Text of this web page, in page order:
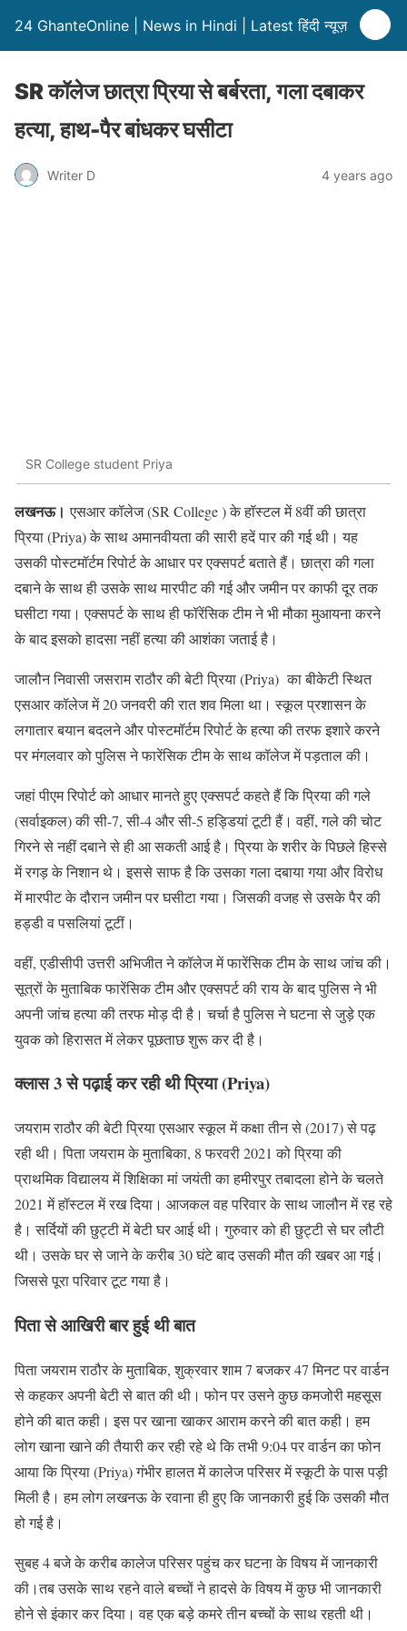
24 GhanteOnline | News in Hindi | Latest हिंदी न्यूज़
SR कॉलेज छात्रा प्रिया से बर्बरता, गला दबाकर
हत्या, हाथ-पैर बांधकर घसीटा
Writer D 4 years ago
SR College student Priya
लखनऊ।एसआर कॉलेज (SR College ) के हॉस्टल में 8वीं की छात्रा
प्रिया (Priya) के साथ अमानवीयता की सारी हदें पार की गई थी। यह
उसकी पोस्टमॉर्टम रिपोर्ट के आधार पर एक्सपर्ट बताते हैं। छात्रा की गला
दबाने के साथ ही उसके साथ मारपीट की गई और जमीन पर काफी दूर तक
घसीटा गया। एक्सपर्ट के साथ ही फॉरेंसिक टीम ने भी मौका मुआयना करने
के बाद इसको हादसा नहीं हत्या की आशंका जताई है।
जालौन निवासी जसराम राठौर की बेटी प्रिया (Priya) का बीकेटी स्थित
एसआर कॉलेज में 20 जनवरी की रात शव मिला था। स्कूल प्रशासन के
लगातार बयान बदलने और पोस्टमॉर्टम रिपोर्ट के हत्या की तरफ इशारे करने
पर मंगलवार को पुलिस ने फारेंसिक टीम के साथ कॉलेज में पड़ताल की।
जहां पीएम रिपोर्ट को आधार मानते हुए एक्सपर्ट कहते हैं कि प्रिया की गले
(सर्वाइकल) की सी-7, सी-4 और सी-5 हड्डियां टूटी हैं। वहीं, गले की चोट
गिरने से नहीं दबाने से ही आ सकती आई है। प्रिया के शरीर के पिछले हिस्से
में रगड़ के निशान थे। इससे साफ है कि उसका गला दबाया गया और विरोध
में मारपीट के दौरान जमीन पर घसीटा गया। जिसकी वजह से उसके पैर की
हड्डी व पसलियां टूटीं।
वहीं, एडीसीपी उत्तरी अभिजीत ने कॉलेज में फारेंसिक टीम के साथ जांच की।
सूत्रों के मुताबिक फारेंसिक टीम और एक्सपर्ट की राय के बाद पुलिस ने भी
अपनी जांच हत्या की तरफ मोड़ दी है। चर्चा है पुलिस ने घटना से जुड़े एक
युवक को हिरासत में लेकर पूछताछ शुरू कर दी है।
क्लास 3 से पढ़ाई कर रही थी प्रिया (Priya)
जयराम राठौर की बेटी प्रिया एसआर स्कूल में कक्षा तीन से (2017) से पढ़
रही थी। पिता जयराम के मुताबिका, 8 फरवरी 2021 को प्रिया की
प्राथमिक विद्यालय में शिक्षिका मां जयंती का हमीरपुर तबादला होने के चलते
2021 में हॉस्टल में रख दिया। आजकल वह परिवार के साथ जालौन में रह रहे
है। सर्दियों की छुट्टी में बेटी घर आई थी। गुरुवार को ही छुट्टी से घर लौटी
थी। उसके घर से जाने के करीब 30 घंटे बाद उसकी मौत की खबर आ गई।
जिससे पूरा परिवार टूट गया है।
पिता से आखिरी बार हुई थी बात
पिता जयराम राठौर के मुताबिक, शुक्रवार शाम 7 बजकर 47 मिनट पर वार्डन
से कहकर अपनी बेटी से बात की थी। फोन पर उसने कुछ कमजोरी महसूस
होने की बात कही। इस पर खाना खाकर आराम करने की बात कही। हम
लोग खाना खाने की तैयारी कर रही रहे थे कि तभी 9:04 पर वार्डन का फोन
आया कि प्रिया (Priya) गंभीर हालत में कालेज परिसर में स्कूटी के पास पड़ी
मिली है। हम लोग लखनऊ के रवाना ही हुए कि जानकारी हुई कि उसकी मौत
हो गई है।
सुबह 4 बजे के करीब कालेज परिसर पहुंच कर घटना के विषय में जानकारी
की।तब उसके साथ रहने वाले बच्चों ने हादसे के विषय में कुछ भी जानकारी
होने से इंकार कर दिया। वह एक बड़े कमरे तीन बच्चों के साथ रहती थी।